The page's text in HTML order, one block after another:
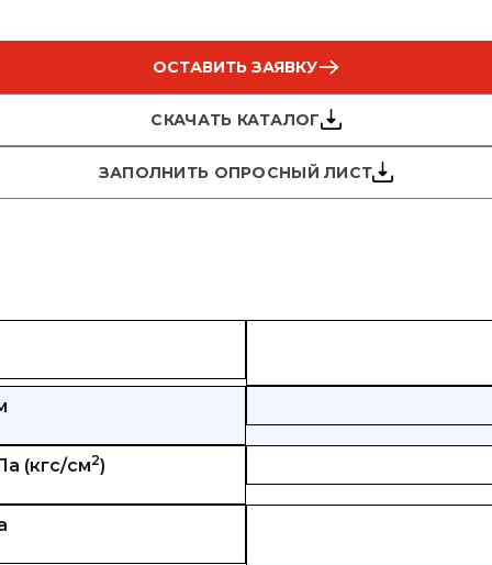
ОСТАВИТЬ ЗАЯВКУ
СКАЧАТЬ КАТАЛОГ
ЗАПОЛНИТЬ ОПРОСНЫЙ ЛИСТ
(кгс/см2)